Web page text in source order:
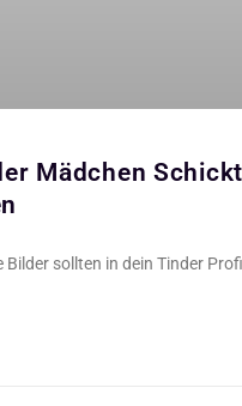
Mädchen
Bilder sollten in dein Tinder